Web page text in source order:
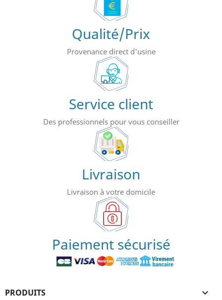
Qualité/Prix
Provenance direct d'usine
Service client
Des professionnels pour vous conseiller
Livraison
Livraison à votre domicile
Paiement sécurisé
PRODUITS 